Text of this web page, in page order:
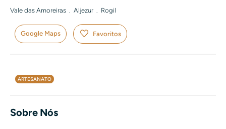
Vale das Amoreiras . Aljezur . Rogil
Google Maps Favoritos
ARTESANATO
Sobre Nós